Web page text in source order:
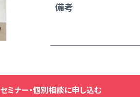
備考
セミナー・個別相談に申し込む